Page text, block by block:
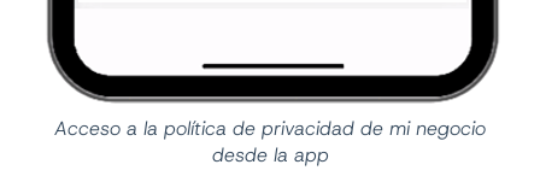
Acceso a la política de privacidad de mi negocio
desde la app